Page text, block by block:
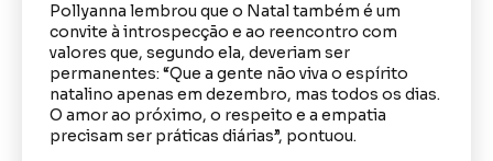
Pollyanna lembrou que o Natal também é um
convite à introspecção e ao reencontro com
valores que, segundo ela, deveriam ser
permanentes: “Que a gente não viva o espírito
natalino apenas em dezembro, mas todos os dias.
O amor ao próximo, o respeito e a empatia
precisam ser práticas diárias”, pontuou.